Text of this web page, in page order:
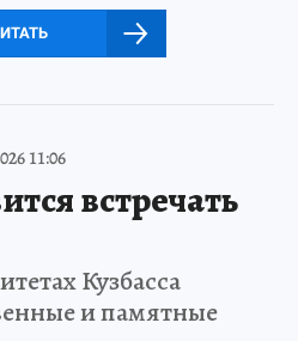
11:06
встречать
Кузбасса
и памятные